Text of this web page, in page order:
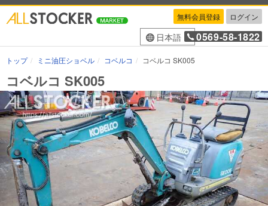
無料会員登録 ログイン
日本語 0569-58-1822
トップ ミニ油圧ショベル コベルコ コベルコ SK005
コベルコ SK005